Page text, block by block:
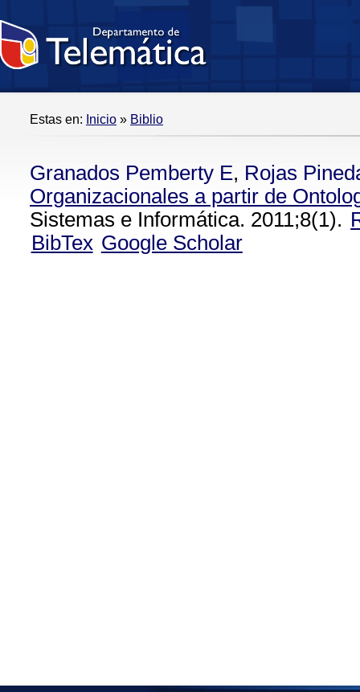
Estas en: Inicio » Biblio
Granados Pemberty E, Rojas
Organizacionales a partir de
Sistemas e Informática. 2011;8(1).
BibTex Google Scholar